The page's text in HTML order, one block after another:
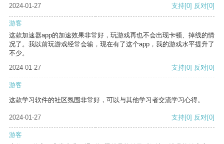
2024-01-27
支持[0] 反对[0]
游客
这款加速器app的加速效果非常好，玩游戏再也不会出现卡顿、掉线的情
况了。我以前玩游戏经常会输，现在有了这个app，我的游戏水平提升了
不少。
2024-01-27
支持[0] 反对[0]
游客
这款学习软件的社区氛围非常好，可以与其他学习者交流学习心得。
2024-01-27 支持[0] 反对[0]
游客